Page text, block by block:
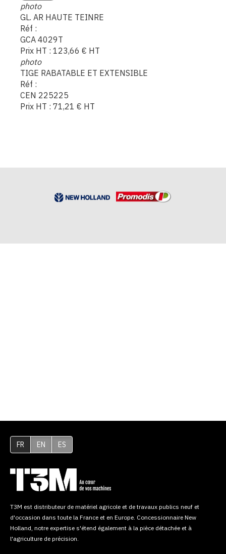
photo
GL. AR HAUTE TEINRE
Réf :
GCA 4029T
Prix HT : 123,66 € HT
photo
TIGE RABATABLE ET EXTENSIBLE
Réf :
CEN 225225
Prix HT : 71,21 € HT
FR EN ES
T3M est distributeur de matériel agricole et de travaux publics neuf et
d'occasion dans toute la France et en Europe. Concessionnaire New
Holland, notre expertise s'étend également à la pièce détachée et à
l'agriculture de précision.